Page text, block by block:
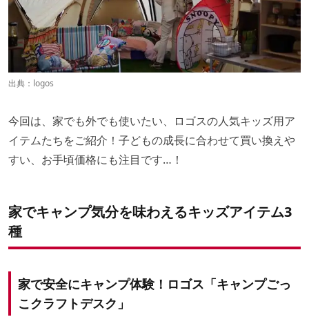
出典： logos
今回は、家でも外でも使いたい、ロゴスの人気キッズ用ア
イテムたちをご紹介！子どもの成長に合わせて買い換えや
すい、お手頃価格にも注目です…！
家でキャンプ気分を味わえるキッズアイテム3
種
家で安全にキャンプ体験！ロゴス「キャンプごっ
こクラフトデスク」